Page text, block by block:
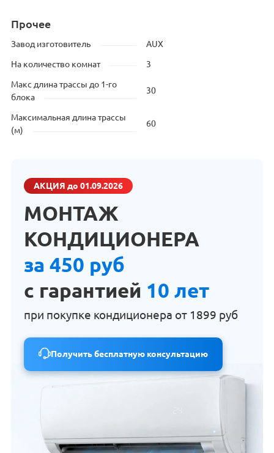
Прочее
Завод изготовитель AUX
На количество комнат 3
Макс длина трассы до 1-го
блока
30
Максимальная длина трассы
(м)
60
АКЦИЯ до 01.09.2026
МОНТАЖ
КОНДИЦИОНЕРА
за 450 руб
с гарантией 10 лет
при покупке кондиционера от 1899 руб
Получить бесплатную консультацию